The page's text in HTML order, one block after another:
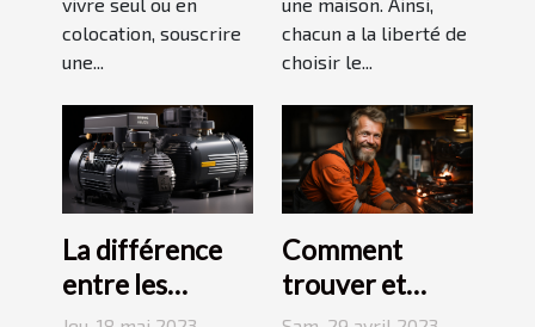
colocation, souscrire
une...
chacun a la liberté de
choisir le...
La différence
entre les
compresseurs à
Comment
trouver et
choisir un bon